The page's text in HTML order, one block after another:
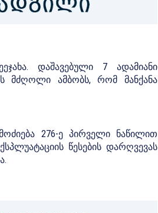
დაშავებული 7 ადამიანი
მძღოლი ამბობს, რომ მანქანა
276-ე პირველი ნაწილით
წესების დარღვევას